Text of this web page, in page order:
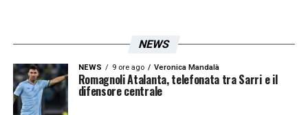
va al cross, Adli al volo col sinistro batte
Provedel
NEWS
NEWS 9 ore ago Veronica Mandalà
Romagnoli Atalanta, telefonata tra Sarri e il
difensore centrale